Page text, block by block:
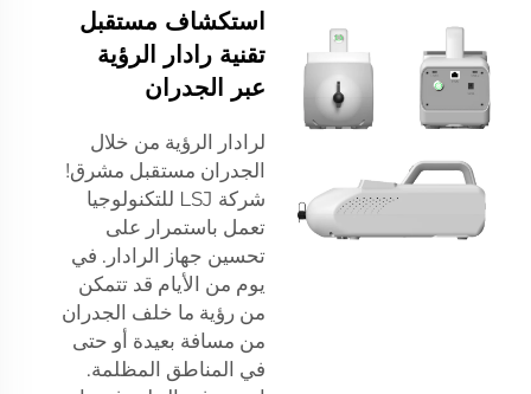
استكشاف مستقبل
تقنية رادار الرؤية
عبر الجدران
لرادار الرؤية من خلال
الجدران مستقبل مشرق!
شركة LSJ للتكنولوجيا
تعمل باستمرار على
تحسين جهاز الرادار. في
يوم من الأيام قد تتمكن
من رؤية ما خلف الجدران
من مسافة بعيدة أو حتى
في المناطق المظلمة.